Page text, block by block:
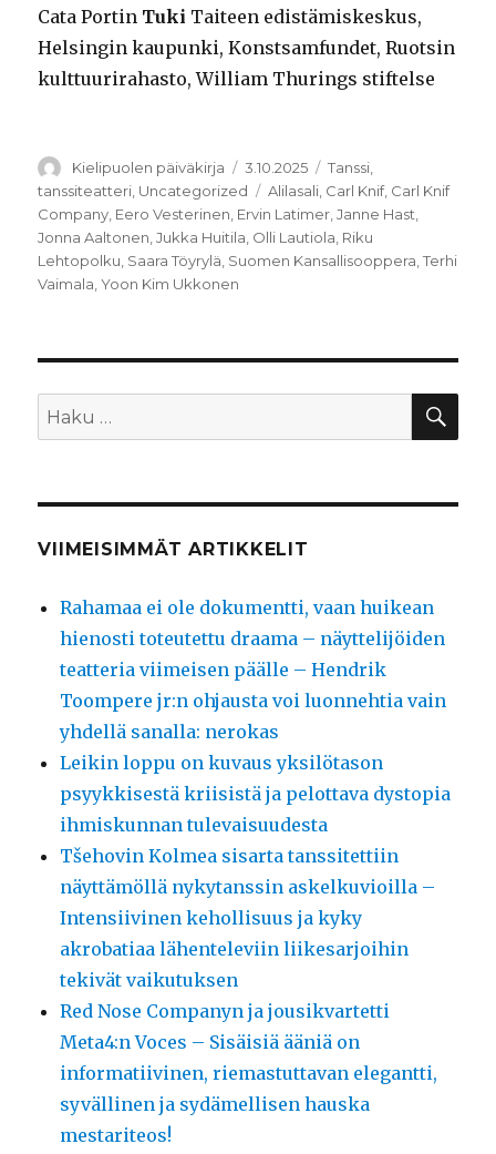
Cata Portin Tuki Taiteen edistämiskeskus,
Helsingin kaupunki, Konstsamfundet, Ruotsin
kulttuurirahasto, William Thurings stiftelse
Kirjoittaja
Kielipuolen päiväkirja Julkaistu
3.10.2025 Kategoriat
Tanssi
tanssiteatteri Uncategorized Avainsanat
Alilasali Carl Knif, Carl Knif
Company Eero Vesterinen Ervin Latimer ,Janne Hast
Jonna Aaltonen ,Jukka Huitila Olli Lautiola Riku
Lehtopolku Saara Töyrylä Suomen Kansallisooppera ,Terhi
Vaimala ,Yoon Kim Ukkonen
Etsi:
VIIMEISIMMÄT ARTIKKELIT
Rahamaa ei ole dokumentti, vaan huikean
hienosti toteutettu draama – näyttelijöiden
teatteria viimeisen päälle – Hendrik
Toompere jr:n ohjausta voi luonnehtia vain
yhdellä sanalla: nerokas
Leikin loppu on kuvaus yksilötason
psyykkisestä kriisistä ja pelottava dystopia
ihmiskunnan tulevaisuudesta
Tšehovin Kolmea sisarta tanssitettiin
näyttämöllä nykytanssin askelkuvioilla –
Intensiivinen kehollisuus ja kyky
akrobatiaa lähenteleviin liikesarjoihin
tekivät vaikutuksen
Red Nose Companyn ja jousikvartetti
Meta4:n Voces – Sisäisiä ääniä on
informatiivinen, riemastuttavan elegantti,
syvällinen ja sydämellisen hauska
mestariteos!